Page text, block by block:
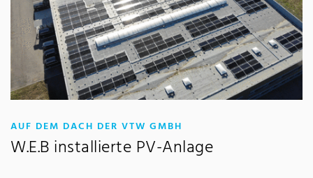
AUF DEM DACH DER VTW GMBH
W.E.B installierte PV-Anlage